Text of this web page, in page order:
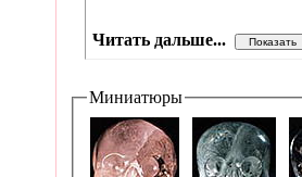
Читать дальше...
Миниатюры